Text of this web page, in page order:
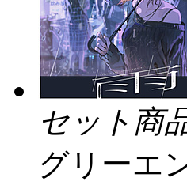
セット商
グリーエ